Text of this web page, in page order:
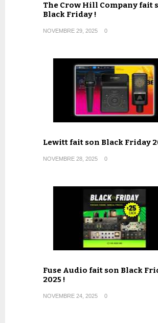
The Crow Hill Company fait
Black Friday !
NOVEMBRE 29, 2025 0
Lewitt fait son Black Friday
NOVEMBRE 28, 2025 0
Fuse Audio fait son Black
2025 !
NOVEMBRE 24, 2025 0